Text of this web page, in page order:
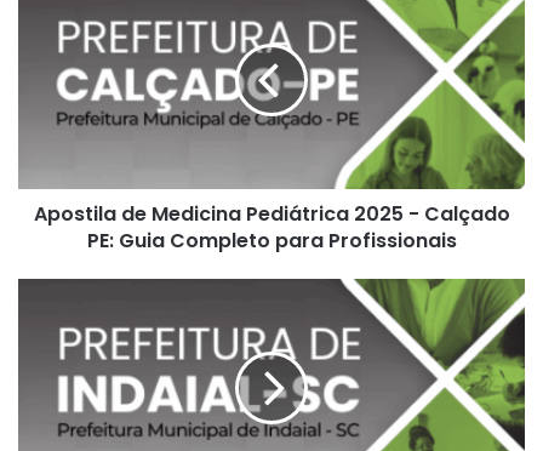
Medicina
Pediátrica
Guia
Completo
Apostila de Medicina Pediátrica 2025 - Calçado
PE: Guia Completo para Profissionais
Carreira:
Apostila
Professor